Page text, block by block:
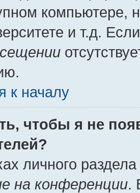
компьютере,
и т.д.
к началу
чтобы я не
личного
на конференции.